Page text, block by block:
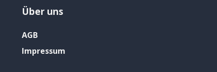
Über uns
AGB
Impressum